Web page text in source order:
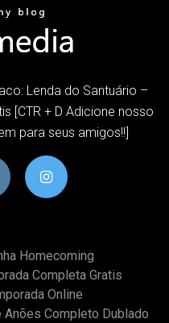
Lenda do Santuário –
[CTR + D Adicione nosso
para seus amigos!!]
Homecoming
Completa Gratis
Online
Anões Completo Dublado